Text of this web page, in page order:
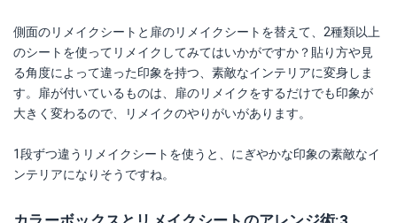
側面のリメイクシートと扉のリメイクシートを替えて、2種類以上
のシートを使ってリメイクしてみてはいかがですか？貼り方や見
る角度によって違った印象を持つ、素敵なインテリアに変身しま
す。扉が付いているものは、扉のリメイクをするだけでも印象が
大きく変わるので、リメイクのやりがいがあります。
1段ずつ違うリメイクシートを使うと、にぎやかな印象の素敵なイ
ンテリアになりそうですね。